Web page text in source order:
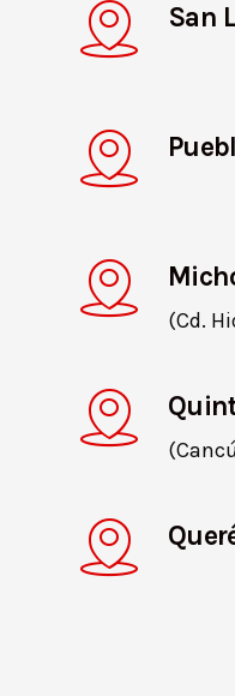
San
(Cd.